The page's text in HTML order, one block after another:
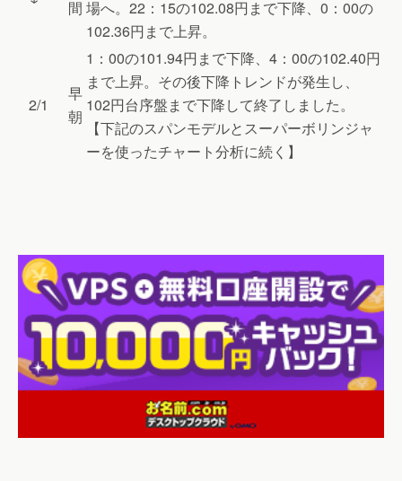
間 場へ。22：15の102.08円まで下降、0：00の
102.36円まで上昇。
2/1
早
朝
1：00の101.94円まで下降、4：00の102.40円
まで上昇。その後下降トレンドが発生し、
102円台序盤まで下降して終了しました。
【下記のスパンモデルとスーパーボリンジャ
ーを使ったチャート分析に続く】